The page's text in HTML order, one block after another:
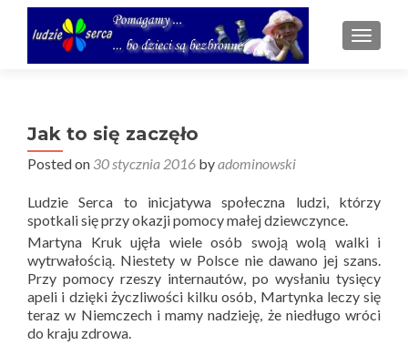
Jak to się zaczęło
Posted on 30 stycznia 2016 byadominowski
Ludzie Serca to inicjatywa społeczna ludzi, którzy
spotkali się przy okazji pomocy małej dziewczynce.
Martyna Kruk ujęła wiele osób swoją wolą walki i
wytrwałością. Niestety w Polsce nie dawano jej szans.
Przy pomocy rzeszy internautów, po wysłaniu tysięcy
apeli i dzięki życzliwości kilku osób, Martynka leczy się
teraz w Niemczech i mamy nadzieję, że niedługo wróci
do kraju zdrowa.